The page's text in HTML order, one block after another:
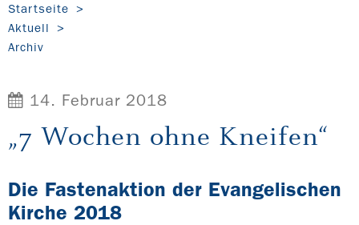
Startseite
Aktuell
Archiv
14. Februar 2018
„7 Wochen ohne Kneifen“
Die Fastenaktion der Evangelischen
Kirche 2018